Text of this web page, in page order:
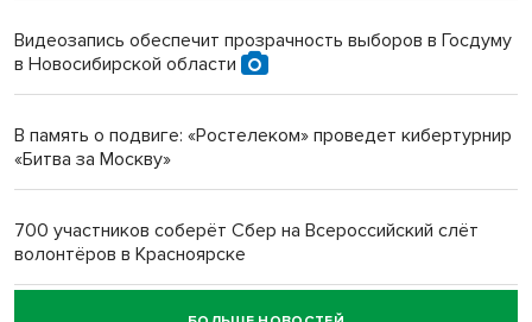
Новосибирский преподаватель с женой вошли в топ-16
Обновлённое отделение ВТБ открылось в Искитиме
Видеозапись обеспечит прозрачность выборов в Госдуму
в Новосибирской области
В память о подвиге: «Ростелеком» проведет кибертурнир
«Битва за Москву»
700 участников соберёт Сбер на Всероссийский слёт
волонтёров в Красноярске